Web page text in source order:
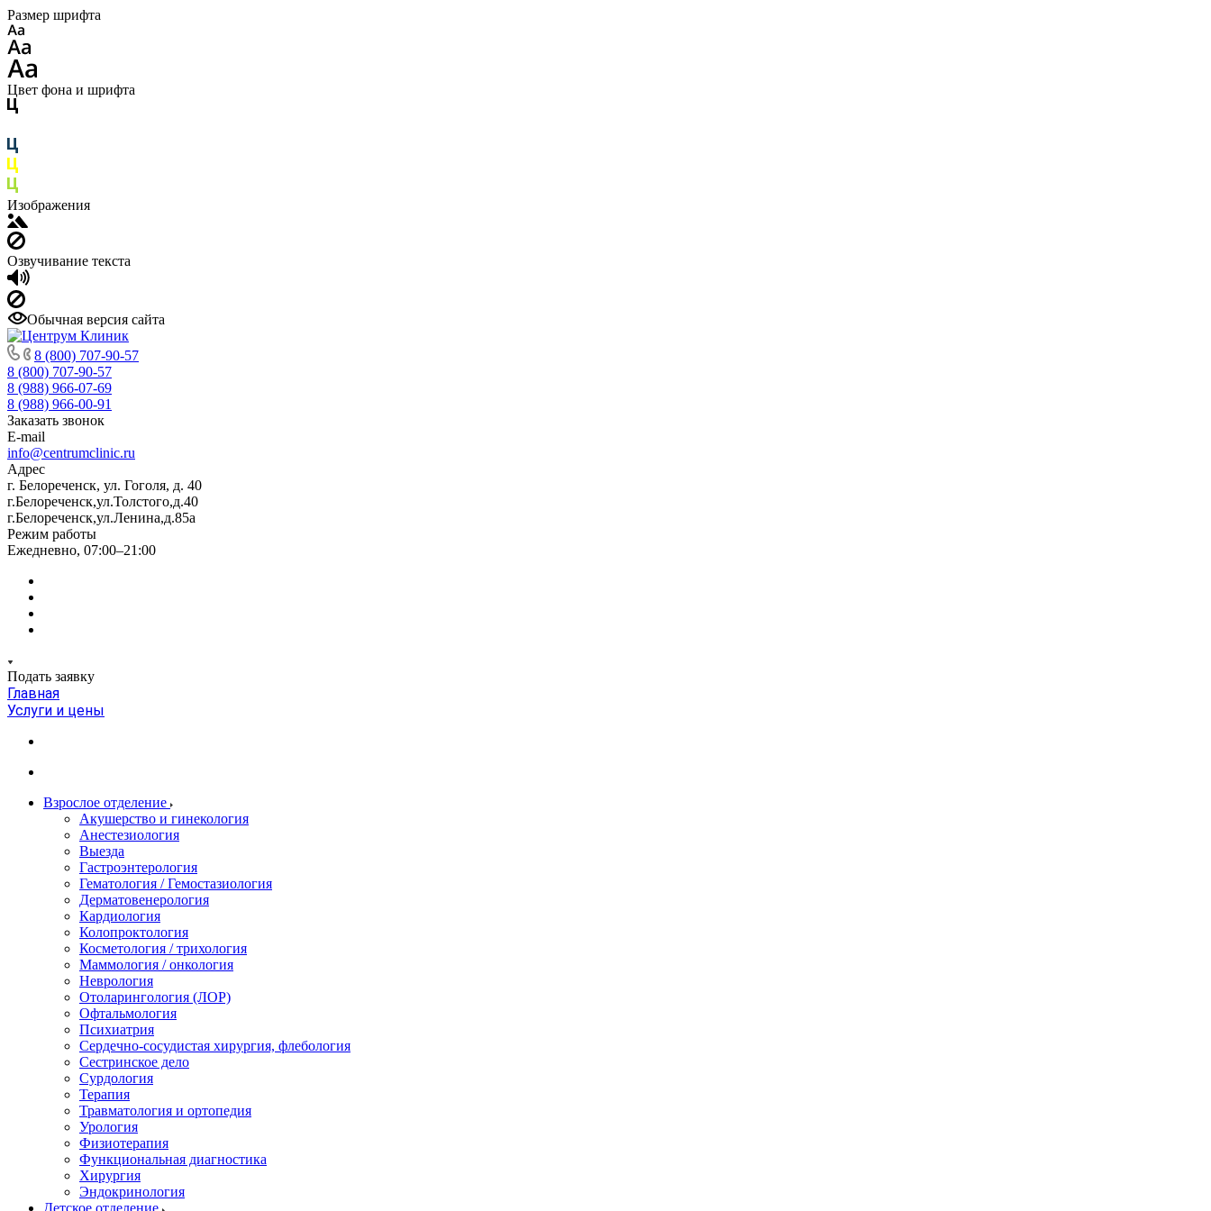
Размер шрифта
Цвет фона и шрифта
Изображения
Озвучивание текста
Обычная версия сайта
8 (800) 707-90-57
8 (800) 707-90-57
8 (988) 966-07-69
8 (988) 966-00-91
Заказать звонок
E-mail
info@centrumclinic.ru
Адрес
г. Белореченск, ул. Гоголя, д. 40
г.Белореченск,ул.Толстого,д.40
г.Белореченск,ул.Ленина,д.85а
Режим работы
Ежедневно, 07:00–21:00
Подать заявку
Главная
Услуги и цены
Взрослое отделение
Акушерство и гинекология
Анестезиология
Выезда
Гастроэнтерология
Гематология / Гемостазиология
Дерматовенерология
Кардиология
Колопроктология
Косметология / трихология
Маммология / онкология
Неврология
Отоларингология (ЛОР)
Офтальмология
Психиатрия
Сердечно-сосудистая хирургия, флебология
Сестринское дело
Сурдология
Терапия
Травматология и ортопедия
Урология
Физиотерапия
Функциональная диагностика
Хирургия
Эндокринология
Детское отделение